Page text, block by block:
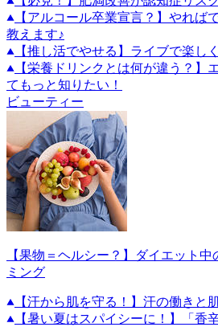
【アルコール卒業宣言？】やれば
教えます♪
【推し活でやせる】ライブで楽し
【栄養ドリンクとは何が違う？】
てもっと知りたい！
ビューティー
【果物＝ヘルシー？】ダイエット
ミング
【汗から肌を守る！】汗の働きと
【暑い夏はスパイシーに！】「香